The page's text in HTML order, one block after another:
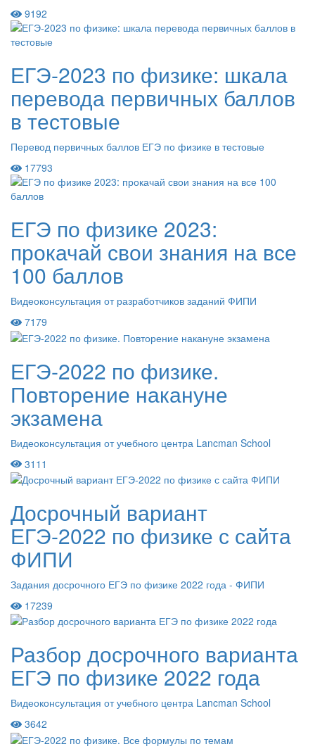
9192
ЕГЭ-2023 по физике: шкала
перевода первичных баллов
в тестовые
Перевод первичных баллов ЕГЭ по физике в тестовые
17793
ЕГЭ по физике 2023:
прокачай свои знания на все
100 баллов
Видеоконсультация от разработчиков заданий ФИПИ
7179
ЕГЭ-2022 по физике.
Повторение накануне
экзамена
Видеоконсультация от учебного центра Lancman School
3111
Досрочный вариант
ЕГЭ-2022 по физике с сайта
ФИПИ
Задания досрочного ЕГЭ по физике 2022 года - ФИПИ
17239
Разбор досрочного варианта
ЕГЭ по физике 2022 года
Видеоконсультация от учебного центра Lancman School
3642